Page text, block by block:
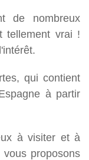
de nombreux
tellement vrai !
qui contient
à partir
à visiter et à
proposons